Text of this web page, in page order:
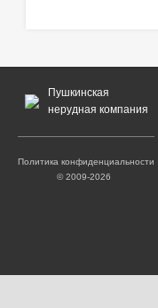
Пушкинская
нерудная компания
Политика конфиденциальности
© 2009-2026